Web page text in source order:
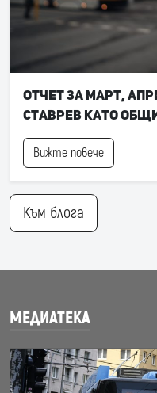
Отчет за март,
Ставрев като
Вижте повече
Към блога
МЕДИАТЕКА